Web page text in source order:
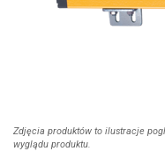
Zdjęcia produktów to ilustracje
wyglądu produktu.